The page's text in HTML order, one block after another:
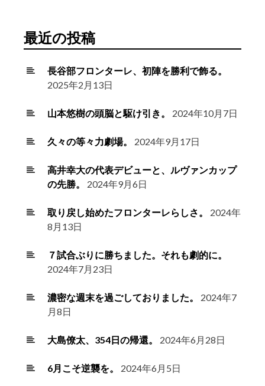
最近の投稿
長谷部フロンターレ、初陣を勝利で飾る。
2025年2月13日
山本悠樹の頭脳と駆け引き。 2024年10月7日
久々の等々力劇場。 2024年9月17日
高井幸大の代表デビューと、ルヴァンカップ
の先勝。
2024年9月6日
取り戻し始めたフロンターレらしさ。
2024年
8月13日
７試合ぶりに勝ちました。それも劇的に。
2024年7月23日
濃密な週末を過ごしておりました。
2024年7
月8日
大島僚太、354日の帰還。 2024年6月28日
6月こそ逆襲を。 2024年6月5日